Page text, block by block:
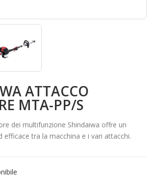
ATTACCO
MTA-PP/S
dei multifunzione Shindaiwa offre un
efficace tra la macchina e i vari attacchi.